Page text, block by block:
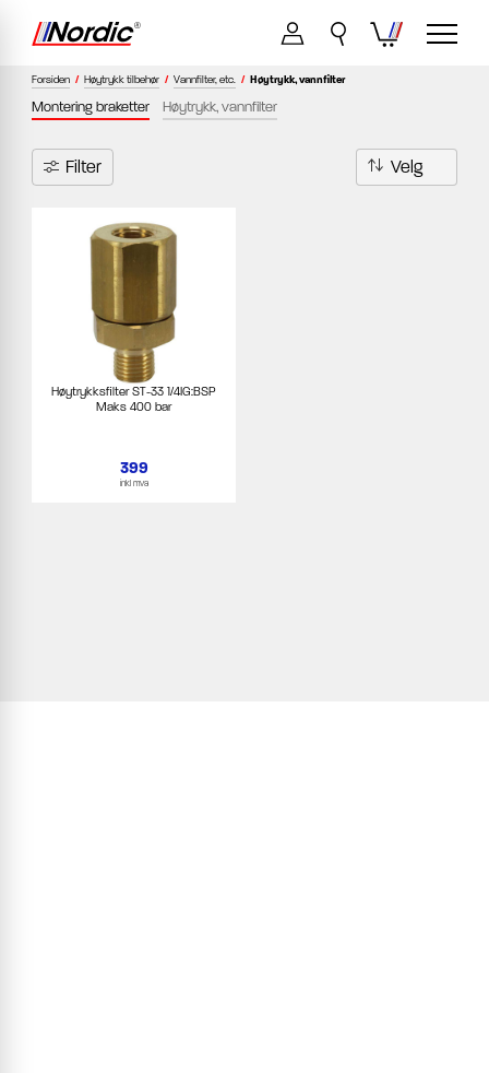
Forsiden / Høytrykk tilbehør / Vannfilter, etc. / Høytrykk, vannfilter
Montering braketter Høytrykk, vannfilter
Filter
Høytrykksfilter ST-33 1/4IG:BSP
Maks 400 bar
399
inkl mva